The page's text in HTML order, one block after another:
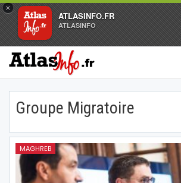
×
ATLASINFO.FR
ATLASINFO
Groupe Migratoire
MAGHREB